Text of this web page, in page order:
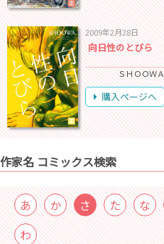
2009年2月28日
向日性のとびら
ＳＨＯＯＷＡ
購入ページへ
作家名 コミックス検索
あ か さ た な
わ